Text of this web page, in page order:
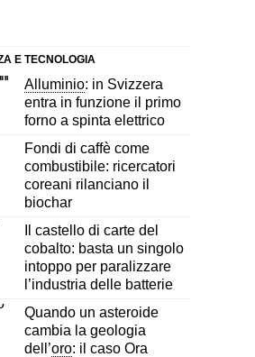
E TECNOLOGIA
Alluminio: in Svizzera
entra in funzione il primo
forno a spinta elettrico
Fondi di caffè come
combustibile: ricercatori
coreani rilanciano il
biochar
Il castello di carte del
cobalto: basta un singolo
intoppo per paralizzare
l’industria delle batterie
Quando un asteroide
cambia la geologia
dell’oro: il caso Ora